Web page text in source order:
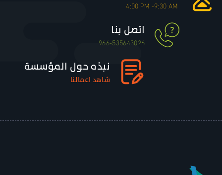
9:30 AM
-
4:00 PM
اتصل بنا
966-535643026
نبذه حول المؤسسة
شاهد اعمالنا